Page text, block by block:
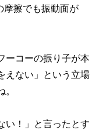
摩擦でも振動面が
ーコーの振り子が本
えない」という立場
い！」と言ったとす